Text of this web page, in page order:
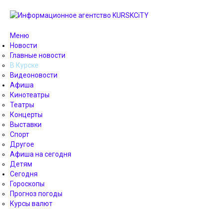
Меню
Новости
Главные новости
В Курске
Видеоновости
Афиша
Кинотеатры
Театры
Концерты
Выставки
Спорт
Другое
Афиша на сегодня
Детям
Сегодня
Гороскопы
Прогноз погоды
Курсы валют